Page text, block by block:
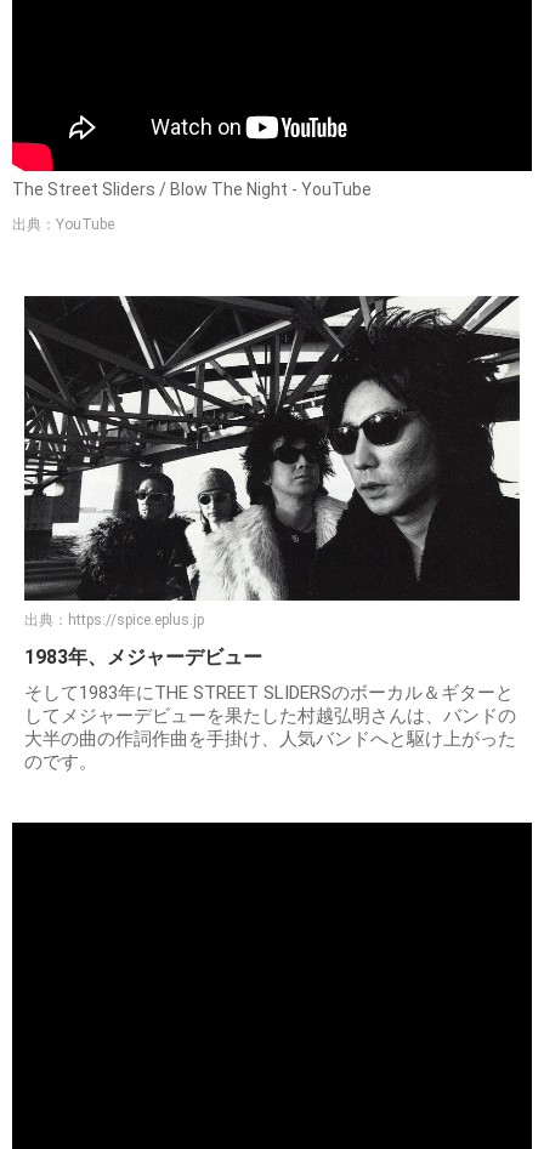
The Street Sliders / Blow The Night - YouTube
出典：YouTube
出典： https://spice.eplus.jp
1983年、メジャーデビュー
そして1983年にTHE STREET SLIDERSのボーカル＆ギターと
してメジャーデビューを果たした村越弘明さんは、バンドの
大半の曲の作詞作曲を手掛け、人気バンドへと駆け上がった
のです。